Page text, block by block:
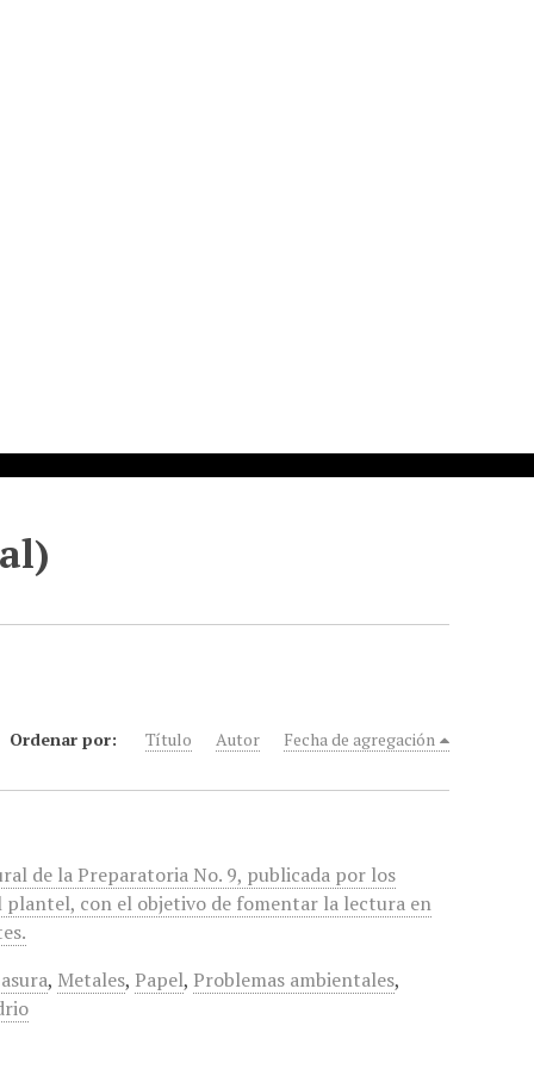
Ordenar por: Título Autor Fecha de agregación
de la Preparatoria No. 9, publicada por los
plantel, con el objetivo de fomentar la lectura en
, Metales, Papel, Problemas ambientales,